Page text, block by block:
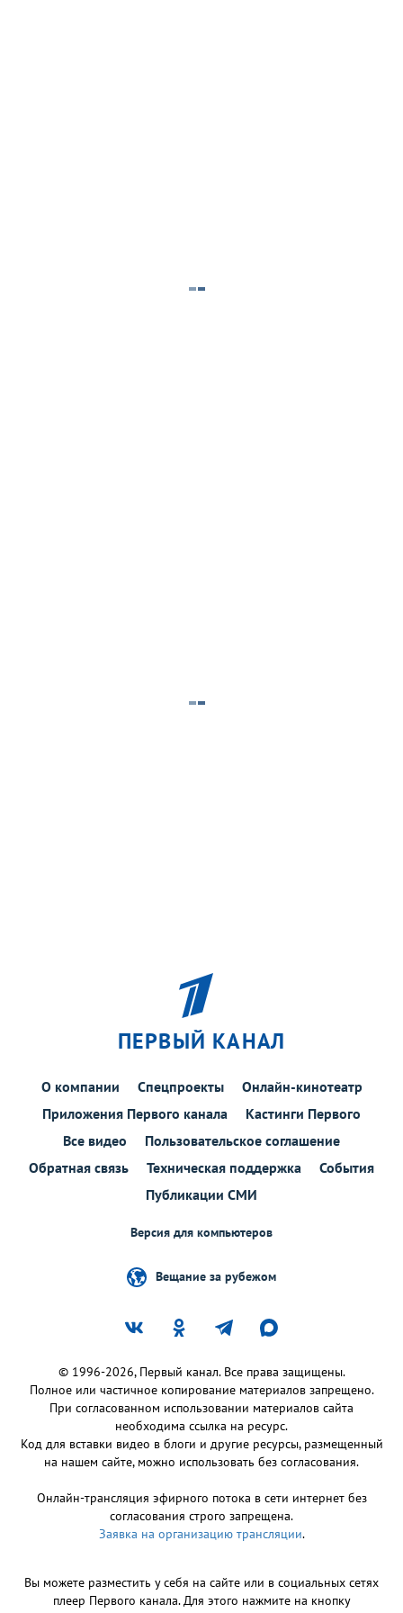
ПЕРВЫЙ КАНАЛ
О компании Спецпроекты
Онлайн-кинотеатр
Приложения Первого канала
Кастинги Первого
Все видео
Пользовательское соглашение
Обратная связь
Техническая поддержка
События
Публикации СМИ
Версия для компьютеров
Вещание за рубежом
© 1996-2026, Первый канал. Все права защищены.
Полное или частичное копирование материалов запрещено.
При согласованном использовании материалов сайта
необходима ссылка на ресурс.
Код для вставки видео в блоги и другие ресурсы, размещенный
на нашем сайте, можно использовать без согласования.
Онлайн-трансляция эфирного потока в сети интернет без
согласования строго запрещена.
Заявка на организацию трансляции.
Вы можете разместить у себя на сайте или в социальных сетях
плеер Первого канала. Для этого нажмите на кнопку